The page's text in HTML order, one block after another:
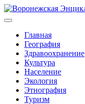
Главная
География
Здравоохранение
Культура
Население
Экология
Этнография
Туризм